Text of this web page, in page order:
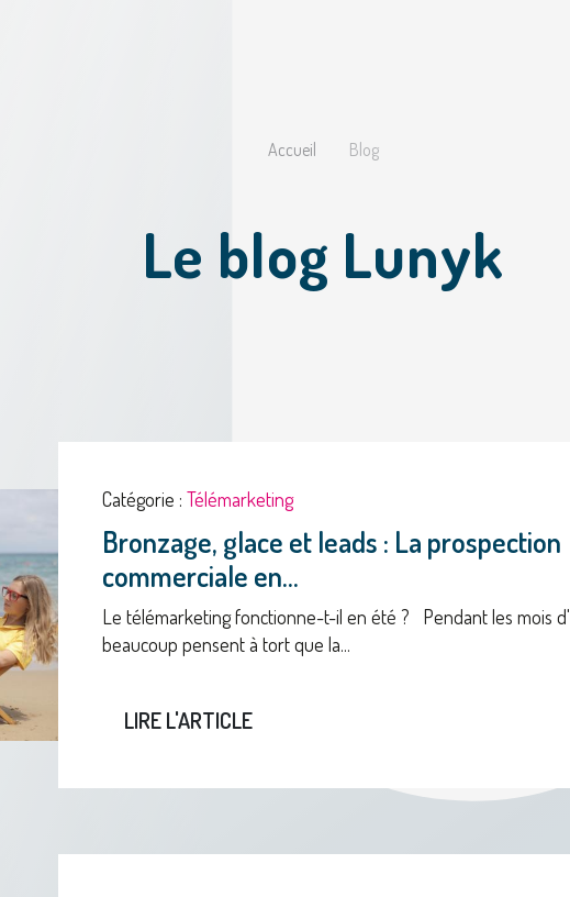
Accueil Blog
Le blog Lunyk
Catégorie :Télémarketing
Bronzage, glace et leads : La prospection
commerciale en...
Le télémarketing fonctionne-t-il en été ? Pendant les mois
beaucoup pensent à tort que la...
LIRE L'ARTICLE